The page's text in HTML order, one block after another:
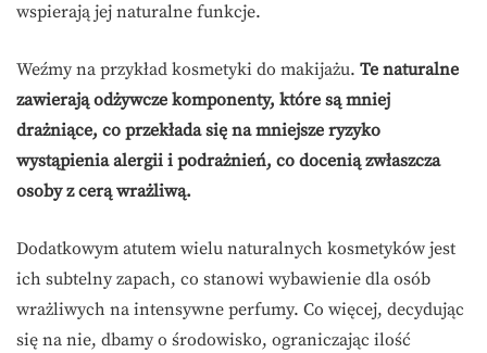
wspierają jej naturalne funkcje.
Weźmy na przykład kosmetyki do makijażu. Te naturalne
zawierają odżywcze komponenty, które są mniej
drażniące, co przekłada się na mniejsze ryzyko
wystąpienia alergii i podrażnień, co docenią zwłaszcza
osoby z cerą wrażliwą.
Dodatkowym atutem wielu naturalnych kosmetyków jest
ich subtelny zapach, co stanowi wybawienie dla osób
wrażliwych na intensywne perfumy. Co więcej, decydując
się na nie, dbamy o środowisko, ograniczając ilość